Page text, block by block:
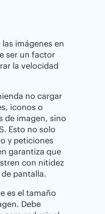
imágenes en
ser un factor
la velocidad
no cargar
iconos o
de imagen, sino
Esto no solo
y peticiones
garantiza que
con nitidez
pantalla.
es el tamaño
Debe